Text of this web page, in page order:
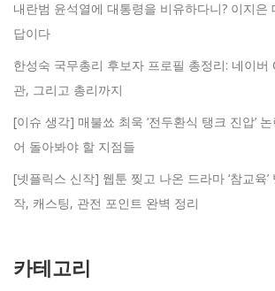
내란범 윤석열에 대통령을 비유하다니? 이지은
답이다
한성숙 국무총리 후보자 프로필 총정리: 네이버
관, 그리고 총리까지
[이슈 생각] 매불쑈 최욱 ‘전두환식 탱크 진압’
어 돌아봐야 할 지점들
[넷플릭스 신작] 웹툰 찢고 나온 드라마 ‘참교육
작, 캐스팅, 관전 포인트 완벽 정리
카테고리